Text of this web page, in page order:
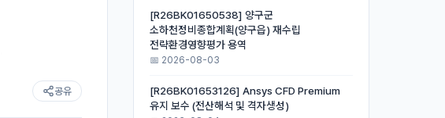
공유
[R26BK01650538] 양구군
소하천정비종합계획(양구읍) 재수립
전략환경영향평가 용역
📅 2026-08-03
[R26BK01653126] Ansys CFD Premium
유지 보수 (전산해석 및 격자생성)